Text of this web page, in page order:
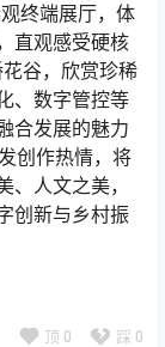
终端展厅，体
直观感受硬核
谷，欣赏珍稀
、数字管控等
合发展的魅力
创作热情，将
人文之美，
创新与乡村振
顶 0 踩 0